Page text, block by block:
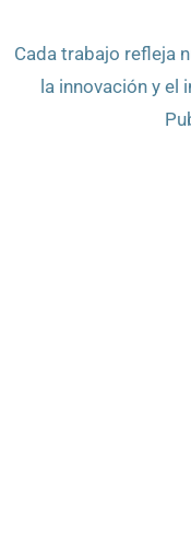
Cada trabajo refleja
la innovación y el